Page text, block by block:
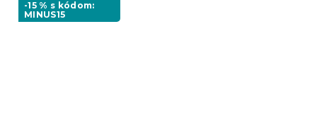
-15 % s kódom:
MINUS15